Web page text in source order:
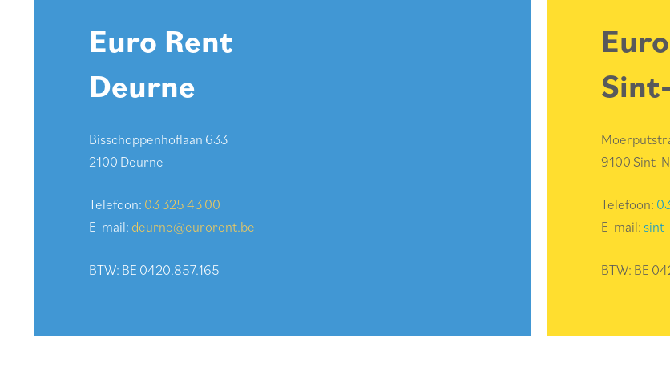
Euro Rent
Deurne
Bisschoppenhoflaan 633
2100 Deurne
Telefoon: 03 325 43 00
E-mail: deurne@eurorent.be
BTW: BE 0420.857.165
9100 Sint-
Telefoon:
E-mail:
BTW: BE